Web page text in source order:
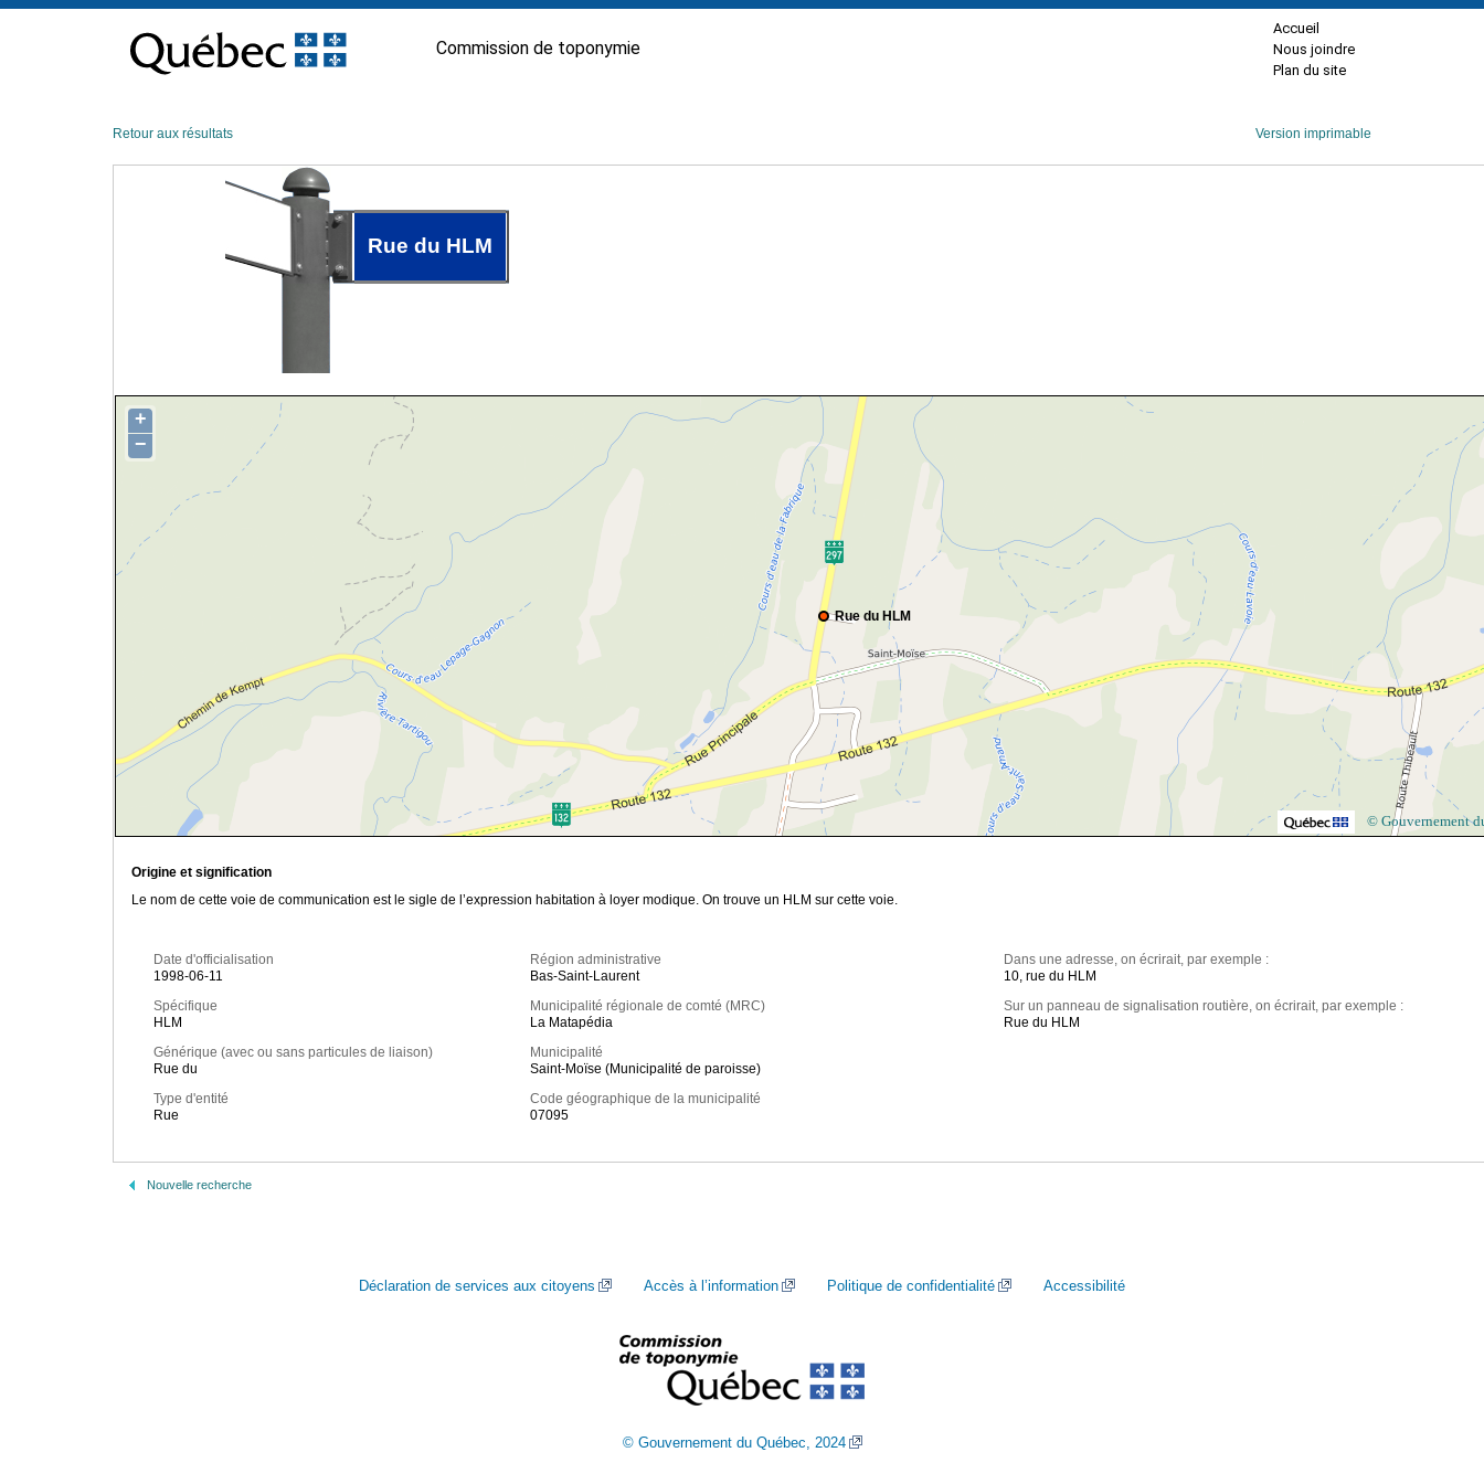
contenu
Commission de toponymie
Accueil
Nous joindre
Plan du site
Retour aux résultats Version imprimable
Rue du HLM
Rue du HLM
+
−
© Gouvernement
Origine et signification
Le nom de cette voie de communication est le sigle de l’expression habitation à loyer modique. On trouve un HLM sur cette voie.
Date d'officialisation
1998-06-11
Spécifique
HLM
Générique (avec ou sans particules de liaison)
Rue du
Type d'entité
Rue
Région administrative
Bas-Saint-Laurent
Municipalité régionale de comté (MRC)
La Matapédia
Municipalité
Saint-Moïse (Municipalité de paroisse)
Code géographique de la municipalité
07095
Dans une adresse, on écrirait, par exemple :
10, rue du HLM
Sur un panneau de signalisation routière, on écrirait, par exemple :
Rue du HLM
Nouvelle recherche
Déclaration de services aux citoyens Accès à l’information Politique de confidentialité Accessibilité
© Gouvernement du Québec, 2024